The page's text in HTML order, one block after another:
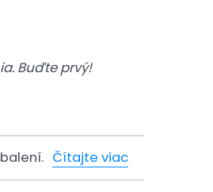
Buďte prvý!
Čítajte viac